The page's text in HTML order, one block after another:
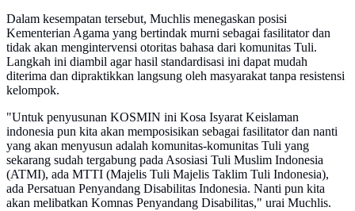
Dalam kesempatan tersebut, Muchlis menegaskan posisi
Kementerian Agama yang bertindak murni sebagai fasilitator dan
tidak akan mengintervensi otoritas bahasa dari komunitas Tuli.
Langkah ini diambil agar hasil standardisasi ini dapat mudah
diterima dan dipraktikkan langsung oleh masyarakat tanpa resistensi
kelompok.
"Untuk penyusunan KOSMIN ini Kosa Isyarat Keislaman
indonesia pun kita akan memposisikan sebagai fasilitator dan nanti
yang akan menyusun adalah komunitas-komunitas Tuli yang
sekarang sudah tergabung pada Asosiasi Tuli Muslim Indonesia
(ATMI), ada MTTI (Majelis Tuli Majelis Taklim Tuli Indonesia),
ada Persatuan Penyandang Disabilitas Indonesia. Nanti pun kita
akan melibatkan Komnas Penyandang Disabilitas," urai Muchlis.